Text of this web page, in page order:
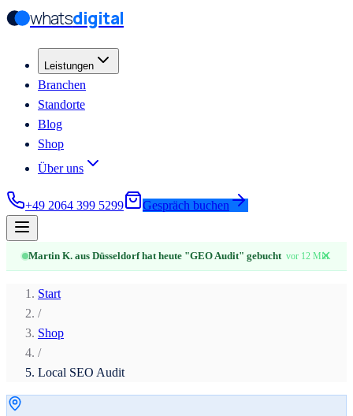
Zum Hauptinhalt springen
Zum Hauptinhalt springen
whatsdigital
Leistungen
Branchen
Standorte
Blog
Shop
Über uns
+49 2064 399 5299 Gespräch buchen
Martin K. aus Düsseldorf hat heute "GEO Audit" gebucht vor 12 Min.
✕
Start
/
Shop
/
Local SEO Audit